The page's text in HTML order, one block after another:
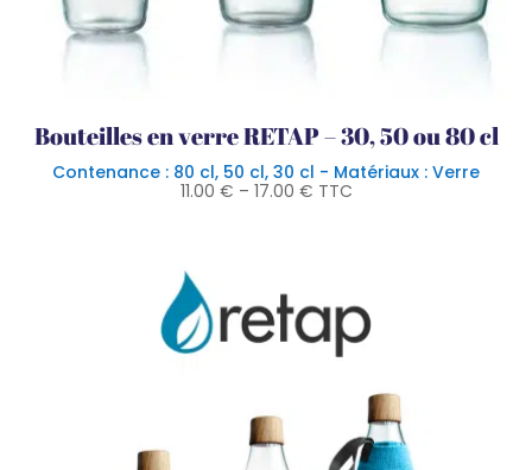
Bouteilles en verre RETAP – 30, 50 ou 80 cl
Contenance : 80 cl, 50 cl, 30 cl - Matériaux : Verre
11.00 € – 17.00 € TTC